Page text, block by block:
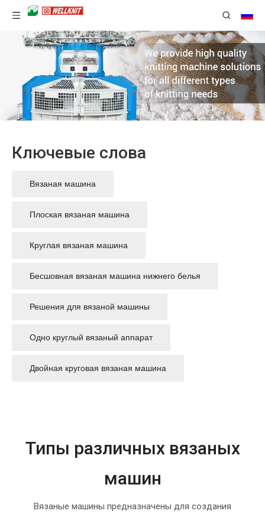
Ключевые слова
Вязаная машина
Плоская вязаная машина
Круглая вязаная машина
Бесшовная вязаная машина нижнего белья
Решения для вязаной машины
Одно круглый вязаный аппарат
Двойная круговая вязаная машина
Типы различных вязаных
машин
Вязаные машины предназначены для создания